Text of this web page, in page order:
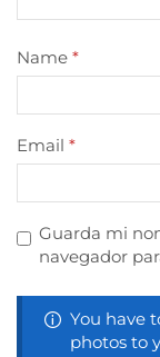
Name *
Email *
Guarda mi
navegador
You have
photos to